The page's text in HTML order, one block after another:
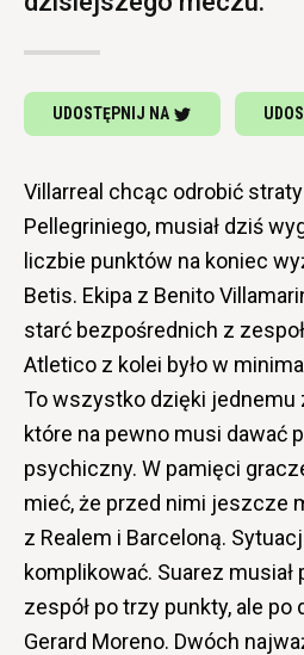
UDOSTĘPNIJ NA
Villarreal chcąc odrobić
Pellegriniego, musiał dziś
liczbie punktów na koniec
Betis. Ekipa z Benito
starć bezpośrednich z
Atletico z kolei było w
To wszystko dzięki jednemu
które na pewno musi dawać
psychiczny. W pamięci
mieć, że przed nimi jeszcze
z Realem i Barceloną.
komplikować. Suarez
zespół po trzy punkty, ale po
Gerard Moreno. Dwóch